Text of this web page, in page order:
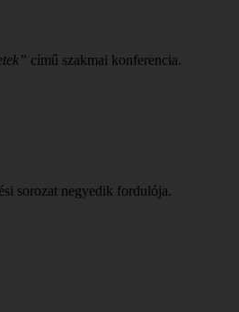
című szakmai konferencia.
sorozat negyedik fordulója.